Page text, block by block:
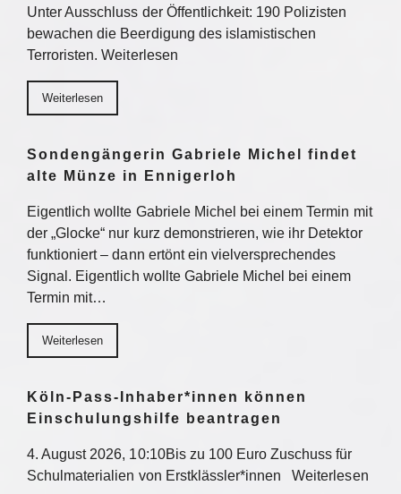
Unter Ausschluss der Öffentlichkeit: 190 Polizisten
bewachen die Beerdigung des islamistischen
Terroristen. Weiterlesen
Weiterlesen
Sondengängerin Gabriele Michel findet
alte Münze in Ennigerloh
Eigentlich wollte Gabriele Michel bei einem Termin mit
der „Glocke“ nur kurz demonstrieren, wie ihr Detektor
funktioniert – dann ertönt ein vielversprechendes
Signal. Eigentlich wollte Gabriele Michel bei einem
Termin mit…
Weiterlesen
Köln-Pass-Inhaber*innen können
Einschulungshilfe beantragen
4. August 2026, 10:10Bis zu 100 Euro Zuschuss für
Schulmaterialien von Erstklässler*innen Weiterlesen